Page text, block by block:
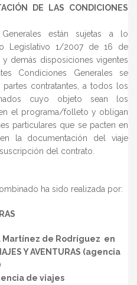
DE LAS CONDICIONES
Generales están sujetas a lo
Legislativo 1/2007 de 16 de
y demás disposiciones vigentes
Condiciones Generales se
contratantes, a todos los
cuyo objeto sean los
el programa/folleto y obligan
particulares que se pacten en
la documentación del viaje
del contrato.
ha sido realizada por:
Martínez de Rodríguez en
Y AVENTURAS (agencia
de viajes